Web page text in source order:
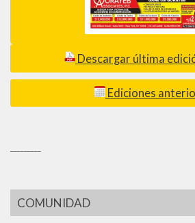
Descargar última
Ediciones
COMUNIDAD